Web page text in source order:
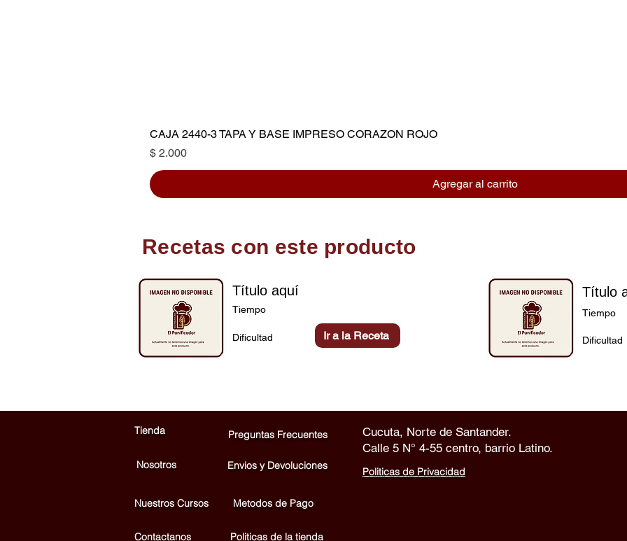
CAJA 2440-3 TAPA Y BASE IMPRESO CORAZON ROJO
Precio
$ 2.000
Agregar al carrito
Recetas con este producto
Título aquí
Tiempo
Ir a la Receta
Dificultad
Título
Tiempo
Dificultad
Tienda
Nosotros
Nuestros Cursos
Contactanos
Preguntas Frecuentes
Envios y Devoluciones
Metodos de Pago
Politicas de la tienda
Cucuta, Norte de Santander.
Calle 5 N° 4-55 centro, barrio Latino.
Politicas de Privacidad